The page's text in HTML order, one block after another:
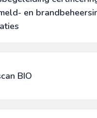
en
BIO